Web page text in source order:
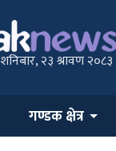
शनिबार, २३ श्रावण २०८३
गण्डक क्षेत्र